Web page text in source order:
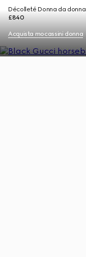
Décolleté Donna da donna
£840
Acquista mocassini donna